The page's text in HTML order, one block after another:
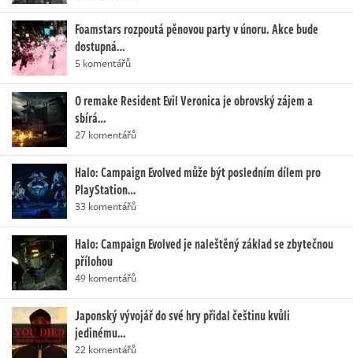
Foamstars rozpoutá pěnovou party v únoru. Akce bude
dostupná…
5 komentářů
O remake Resident Evil Veronica je obrovský zájem a
sbírá…
27 komentářů
Halo: Campaign Evolved může být posledním dílem pro
PlayStation…
33 komentářů
Halo: Campaign Evolved je naleštěný základ se zbytečnou
přílohou
49 komentářů
Japonský vývojář do své hry přidal češtinu kvůli
jedinému…
22 komentářů